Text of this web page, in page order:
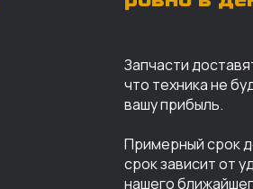
Запчасти
что техника не
вашу прибыль.
Примерный срок
срок зависит от
нашего